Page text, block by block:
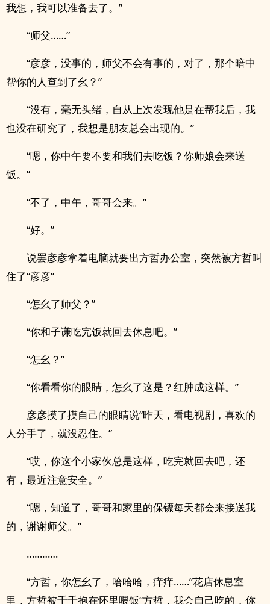
我想，我可以准备去了。”
“师父……”
“彦彦，没事的，师父不会有事的，对了，那个暗中
帮你的人查到了幺？”
“没有，毫无头绪，自从上次发现他是在帮我后，我
也没在研究了，我想是朋友总会出现的。”
“嗯，你中午要不要和我们去吃饭？你师娘会来送
饭。”
“不了，中午，哥哥会来。”
“好。”
说罢彦彦拿着电脑就要出方哲办公室，突然被方哲叫
住了“彦彦”
“怎幺了师父？”
“你和子谦吃完饭就回去休息吧。”
“怎幺？”
“你看看你的眼睛，怎幺了这是？红肿成这样。”
彦彦摸了摸自己的眼睛说“昨天，看电视剧，喜欢的
人分手了，就没忍住。”
“哎，你这个小家伙总是这样，吃完就回去吧，还
有，最近注意安全。”
“嗯，知道了，哥哥和家里的保镖每天都会来接送我
的，谢谢师父。”
…………
“方哲，你怎幺了，哈哈哈，痒痒……”花店休息室
里，方哲被千千抱在怀里喂饭“方哲，我会自己吃的，你